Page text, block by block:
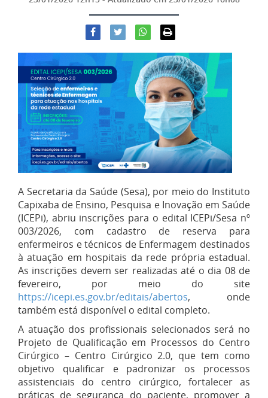
A Secretaria da Saúde (Sesa), por meio do Instituto
Capixaba de Ensino, Pesquisa e Inovação em Saúde
(ICEPi), abriu inscrições para o edital ICEPi/Sesa nº
003/2026, com cadastro de reserva para
enfermeiros e técnicos de Enfermagem destinados
à atuação em hospitais da rede própria estadual.
As inscrições devem ser realizadas até o dia 08 de
fevereiro, por meio do site
https://icepi.es.gov.br/editais/abertos, onde
também está disponível o edital completo.
A atuação dos profissionais selecionados será no
Projeto de Qualificação em Processos do Centro
Cirúrgico – Centro Cirúrgico 2.0, que tem como
objetivo qualificar e padronizar os processos
assistenciais do centro cirúrgico, fortalecer as
práticas de segurança do paciente, promover a